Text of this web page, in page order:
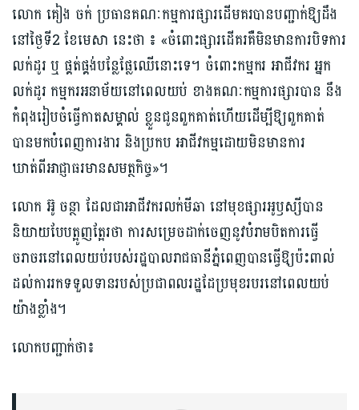
លោក គៀង ចក់ ប្រធានគណៈកម្មការផ្សារដើមគរបានបញ្ជាក់ឱ្យដឹង
នៅថ្ងៃទី2 ខែមេសា នេះថា ៖ «ចំពោះផ្សារដើគរគឺមិនមានការបិទការ
លក់ដូរ ឬ ផ្គត់ផ្គង់បន្លែផ្លែឈើនោះទេ។ ចំពោះកម្មករ អាជីវករ អ្នក
លក់ដូរ កម្មករអនាម័យនៅពេលយប់ ខាងគណៈកម្មការផ្សារបាន នឹង
កំពុងរៀបចំធ្វើកាតសម្គាល់ ខ្លួនជូនពួកគាត់ហើយដើម្បីឱ្យពួកគាត់
បានមកបំពេញការងារ និងប្រកប អាជីវកម្មដោយមិនមានការ
ឃាត់ពីអាជ្ញាធរមានសមត្ថកិច្ច»។
លោក អ៊ូ ចន្ថា ដែលជាអាជីវករលក់មីឆា នៅមុខផ្សារអូឫស្សីបាន
និយាយបែបត្អូញត្អែរថា ការសម្រេចដាក់ចេញនូវបំរាមបិតការធ្វើ
ចរាចរនៅ​ពេលយប់​របស់​រដ្ឋបាលរាជធានីភ្នំពេញបានធ្វើឱ្យប៉ះពាល់
ដល់ការរកទទួលទានរបស់ប្រជាពលរដ្ឋដែប្រមុខរបរនៅពេលយប់
យ៉ាងខ្លាំង។
លោកបញ្ជាក់ថា៖